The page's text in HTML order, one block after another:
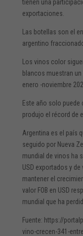
tienen una
exportaciones.
Las botellas son el
argentino
Los vinos color
blancos muestran
enero -noviembre
Este año solo puede
produjo el récord de
Argentina es el país
seguido por Nueva
mundial de vinos ha
USD exportados y
mantener el
valor FOB en USD
mundial que ha
Fuente: https://
vino-crecen-341-